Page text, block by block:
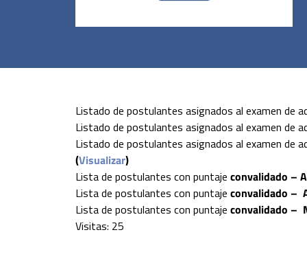
Listado de postulantes asignados al examen de
Listado de postulantes asignados al examen de
Listado de postulantes asignados al examen de
(Visualizar)
Lista de postulantes con puntaje convalidado –
Lista de postulantes con puntaje convalidado –
Lista de postulantes con puntaje convalidado –
Visitas: 25